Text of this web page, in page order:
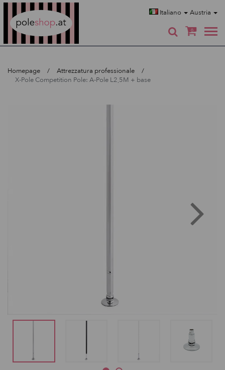
Italiano Austria
0
Homepage
Attrezzatura professionale
X-Pole Competition Pole: A-Pole L2,5M + base